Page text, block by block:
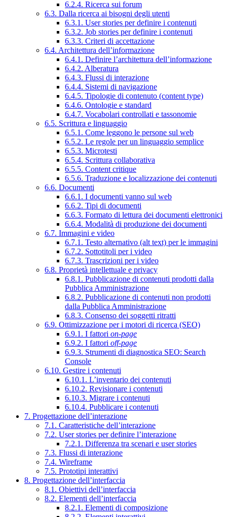
6.2.4. Ricerca sui forum
6.3. Dalla ricerca ai bisogni degli utenti
6.3.1. User stories per definire i contenuti
6.3.2. Job stories per definire i contenuti
6.3.3. Criteri di accettazione
6.4. Architettura dell’informazione
6.4.1. Definire l’architettura dell’informazione
6.4.2. Alberatura
6.4.3. Flussi di interazione
6.4.4. Sistemi di navigazione
6.4.5. Tipologie di contenuto (content type)
6.4.6. Ontologie e standard
6.4.7. Vocabolari controllati e tassonomie
6.5. Scrittura e linguaggio
6.5.1. Come leggono le persone sul web
6.5.2. Le regole per un linguaggio semplice
6.5.3. Microtesti
6.5.4. Scrittura collaborativa
6.5.5. Content critique
6.5.6. Traduzione e localizzazione dei contenuti
6.6. Documenti
6.6.1. I documenti vanno sul web
6.6.2. Tipi di documenti
6.6.3. Formato di lettura dei documenti elettronici
6.6.4. Modalità di produzione dei documenti
6.7. Immagini e video
6.7.1. Testo alternativo (alt text) per le immagini
6.7.2. Sottotitoli per i video
6.7.3. Trascrizioni per i video
6.8. Proprietà intellettuale e privacy
6.8.1. Pubblicazione di contenuti prodotti dalla
Pubblica Amministrazione
6.8.2. Pubblicazione di contenuti non prodotti
dalla Pubblica Amministrazione
6.8.3. Consenso dei soggetti ritratti
6.9. Ottimizzazione per i motori di ricerca (SEO)
6.9.1. I fattori on-page
6.9.2. I fattori off-page
6.9.3. Strumenti di diagnostica SEO: Search
Console
6.10. Gestire i contenuti
6.10.1. L’inventario dei contenuti
6.10.2. Revisionare i contenuti
6.10.3. Migrare i contenuti
6.10.4. Pubblicare i contenuti
7. Progettazione dell’interazione
7.1. Caratteristiche dell’interazione
7.2. User stories per definire l’interazione
7.2.1. Differenza tra scenari e user stories
7.3. Flussi di interazione
7.4. Wireframe
7.5. Prototipi interattivi
8. Progettazione dell’interfaccia
8.1. Obiettivi dell’interfaccia
8.2. Elementi dell’interfaccia
8.2.1. Elementi di composizione